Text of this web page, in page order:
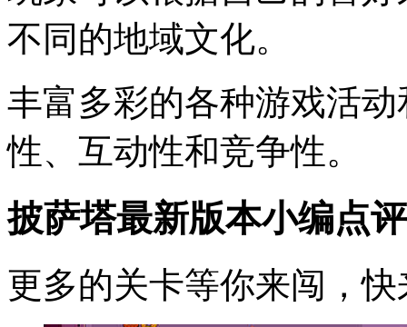
不同的地域文化。
丰富多彩的各种游戏活
性、互动性和竞争性。
披萨塔最新版本小编点评
更多的关卡等你来闯，